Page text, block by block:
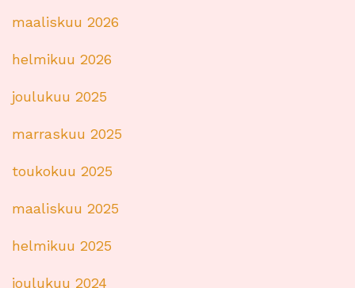
maaliskuu 2026
helmikuu 2026
joulukuu 2025
marraskuu 2025
toukokuu 2025
maaliskuu 2025
helmikuu 2025
joulukuu 2024